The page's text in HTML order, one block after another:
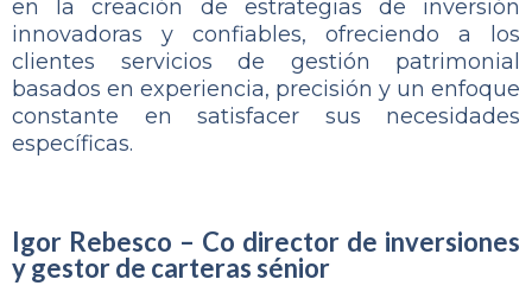
en la creación de estrategias de inversión
innovadoras y confiables, ofreciendo a los
clientes servicios de gestión patrimonial
basados en experiencia, precisión y un enfoque
constante en satisfacer sus necesidades
específicas.
Igor Rebesco – Co director de inversiones
y gestor de carteras sénior